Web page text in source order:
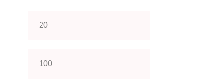
Preis
Preis